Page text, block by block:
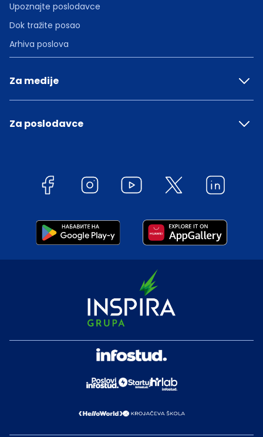
Upoznajte poslodavce
Dok tražite posao
Arhiva poslova
Za medije
Za poslodavce